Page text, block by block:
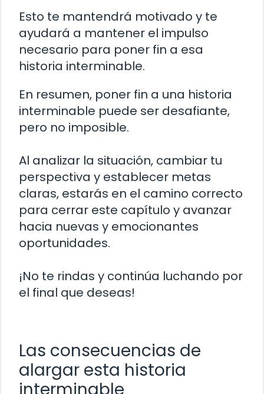
Esto te mantendrá motivado y te
ayudará a mantener el impulso
necesario para poner fin a esa
historia interminable.
En resumen, poner fin a una historia
interminable puede ser desafiante,
pero no imposible.
Al analizar la situación, cambiar tu
perspectiva y establecer metas
claras, estarás en el camino correcto
para cerrar este capítulo y avanzar
hacia nuevas y emocionantes
oportunidades.
¡No te rindas y continúa luchando por
el final que deseas!
Las consecuencias de
alargar esta historia
interminable